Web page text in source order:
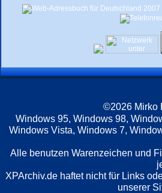
©2026 Mirko
Windows 95, Windows 98,
Windows Vista, Windows 7,
Alle benutzen Warenzeichen und
XPArchiv.de haftet nicht für Links
unserer